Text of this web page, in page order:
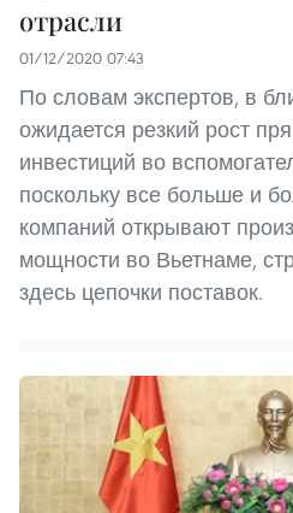
отрасли
01/12/2020 07:43
По словам экспертов, в
ожидается резкий рост
инвестиций во
поскольку все больше и
компаний открывают
мощности во Вьетнаме,
здесь цепочки поставок.